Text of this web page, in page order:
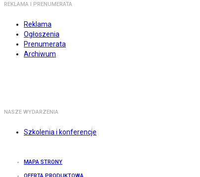
REKLAMA I PRENUMERATA
Reklama
Ogłoszenia
Prenumerata
Archiwum
NASZE WYDARZENIA
Szkolenia i konferencje
MAPA STRONY